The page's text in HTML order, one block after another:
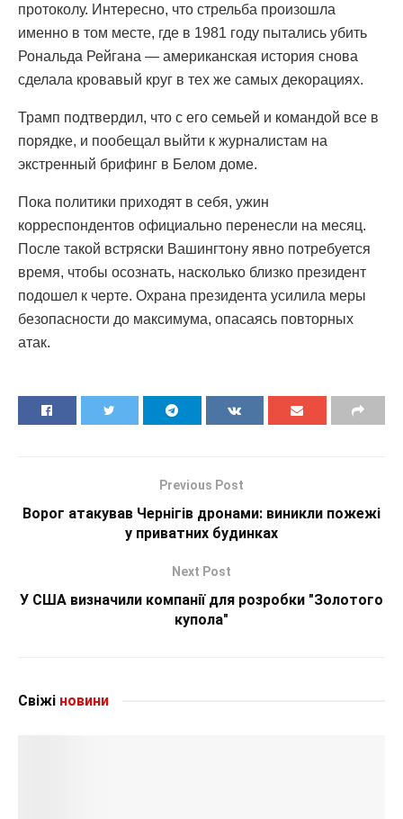
протоколу. Интересно, что стрельба произошла
именно в том месте, где в 1981 году пытались убить
Рональда Рейгана — американская история снова
сделала кровавый круг в тех же самых декорациях.
Трамп подтвердил, что с его семьей и командой все в
порядке, и пообещал выйти к журналистам на
экстренный брифинг в Белом доме.
Пока политики приходят в себя, ужин
корреспондентов официально перенесли на месяц.
После такой встряски Вашингтону явно потребуется
время, чтобы осознать, насколько близко президент
подошел к черте. Охрана президента усилила меры
безопасности до максимума, опасаясь повторных
атак.
Previous Post
Ворог атакував Чернігів дронами: виникли пожежі
у приватних будинках
Next Post
У США визначили компанії для розробки "Золотого
купола"
Свіжі новини